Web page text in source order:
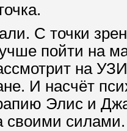
С точки
пойти на
на
И насчёт
Элис и
своими силами.